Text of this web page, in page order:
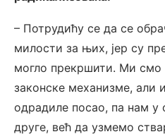
– Потрудићу се да се
милости за њих, јер су
могло прекршити. Ми смо
законске механизме, али
одрадиле посао, па нам у
друге, већ да узмемо